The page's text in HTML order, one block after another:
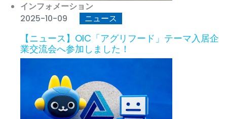
インフォメーション
2025-10-09
ニュース
【ニュース】OIC「アグリフード」テーマ入居企
業交流会へ参加しました！